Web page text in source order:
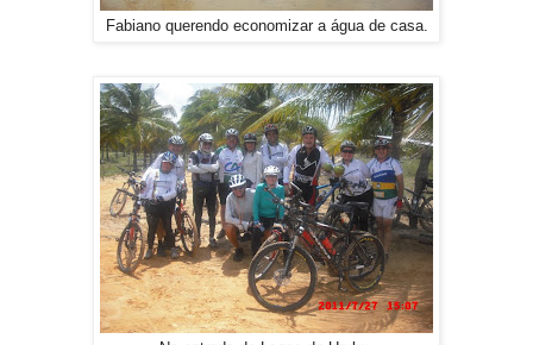
Fabiano querendo economizar a água de casa.